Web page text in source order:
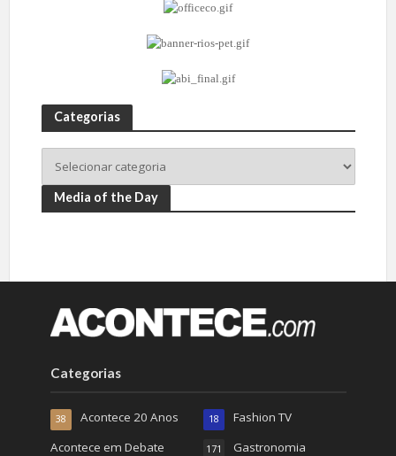
Categorias
Media of the Day
Categorias
Acontece 20 Anos
38
Acontece em Debate
Fashion TV
18
Gastronomia
171